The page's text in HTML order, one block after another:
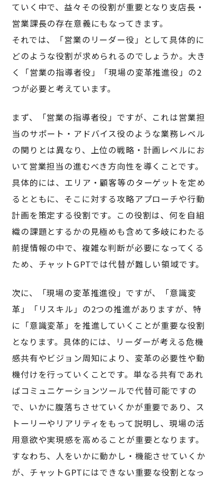
ていく中で、益々その役割が重要となり支店長・
営業課長の存在意義にもなってきます。
それでは、「営業のリーダー役」として具体的に
どのような役割が求められるのでしょうか。大き
く「営業の指導者役」「現場の変革推進役」の2
つが必要と考えています。
まず、「営業の指導者役」ですが、これは営業担
当のサポート・アドバイス役のような業務レベル
の関りとは異なり、上位の戦略・計画レベルにお
いて営業担当の進むべき方向性を導くことです。
具体的には、エリア・顧客等のターゲットを定め
るとともに、そこに対する攻略アプローチや行動
計画を策定する役割です。この役割は、何を自組
織の課題とするかの見極めも含めて多岐にわたる
前提情報の中で、複雑な判断が必要になってくる
ため、チャットGPTでは代替が難しい領域です。
次に、「現場の変革推進役」ですが、「意識変
革」「リスキル」の2つの推進がありますが、特
に「意識変革」を推進していくことが重要な役割
となります。具体的には、リーダーが考える危機
感共有やビジョン周知により、変革の必要性や動
機付けを行っていくことです。単なる共有であれ
ばコミュニケーションツールで代替可能ですの
で、いかに腹落ちさせていくかが重要であり、ス
トーリーやリアリティをもって説明し、現場の活
用意欲や実現感を高めることが重要となります。
すなわち、人をいかに動かし・機能させていくか
が、チャットGPTにはできない重要な役割となっ